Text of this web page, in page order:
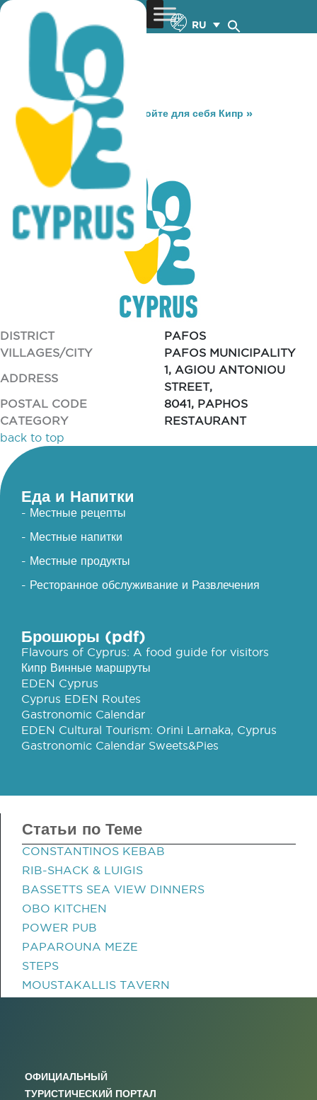
RU
You are here: Home »Откройте для себя Кипр »
Gastronomy
» CALIENTE
CALIENTE
DISTRICT
PAFOS
VILLAGES/CITY
PAFOS MUNICIPALITY
ADDRESS
1, AGIOU ANTONIOU
STREET,
POSTAL CODE
8041, PAPHOS
CATEGORY
RESTAURANT
back to top
Еда и Напитки
- Местные рецепты
- Местные напитки
- Местные продукты
- Ресторанное обслуживание и Развлечения
Брошюры (pdf)
Flavours of Cyprus: A food guide for visitors
Кипр Винные маршруты
EDEN Cyprus
Cyprus EDEN Routes
Gastronomic Calendar
EDEN Cultural Tourism: Orini Larnaka, Cyprus
Gastronomic Calendar Sweets&Pies
Статьи по Теме
CONSTANTINOS KEBAB
RIB-SHACK & LUIGIS
BASSETTS SEA VIEW DINNERS
OBO KITCHEN
POWER PUB
PAPAROUNA MEZE
STEPS
MOUSTAKALLIS TAVERN
ОФИЦИАЛЬНЫЙ
ТУРИСТИЧЕСКИЙ ПОРТАЛ